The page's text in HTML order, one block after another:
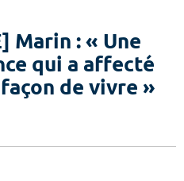
Marin : « Une
qui a affecté
de vivre »